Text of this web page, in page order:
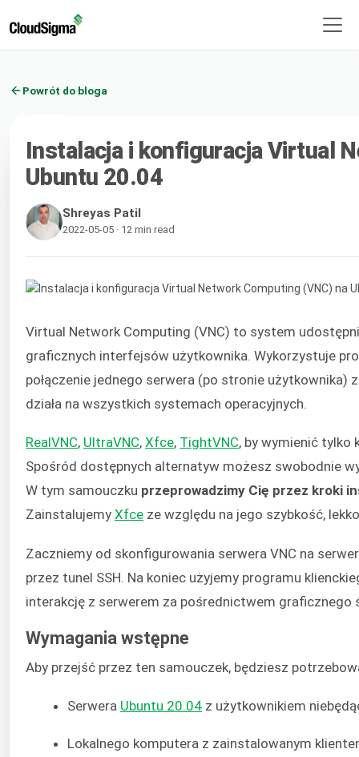
Powrót do bloga
Instalacja i konfiguracja Virtual
Ubuntu 20.04
Shreyas Patil
2022-05-05 · 12 min read
Virtual Network Computing (VNC) to system
graficznych interfejsów użytkownika. Wykorzystuje
połączenie jednego serwera (po stronie użytkownika)
działa na wszystkich systemach operacyjnych.
RealVNC, UltraVNC, Xfce, TightVNC, by wymienić tylko
Spośród dostępnych alternatyw możesz swobodnie
W tym samouczku przeprowadzimy Cię przez kroki
Zainstalujemy Xfce ze względu na jego szybkość,
Zaczniemy od skonfigurowania serwera VNC na
przez tunel SSH. Na koniec użyjemy programu
interakcję z serwerem za pośrednictwem graficznego
Wymagania wstępne
Aby przejść przez ten samouczek, będziesz
Serwera Ubuntu 20.04 z użytkownikiem
Lokalnego komputera z zainstalowanym